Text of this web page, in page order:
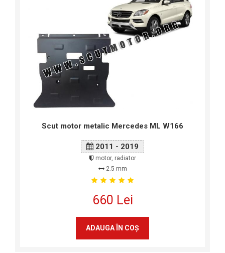
Scut motor metalic Mercedes ML W166
2011 - 2019
motor, radiator
2.5 mm
660 Lei
ADAUGA ÎN COŞ